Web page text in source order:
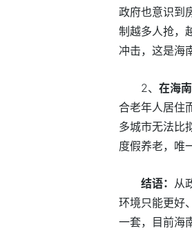
政府也意识到
制越多人抢，
冲击，这是海
2、 在海
合老年人居住
多城市无法比
度假养老，唯
结语： 从
环境只能更好
一套，目前海